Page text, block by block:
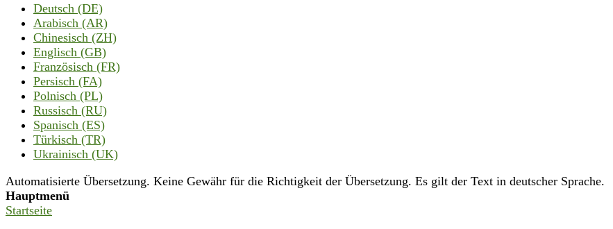
Deutsch (DE)
Arabisch (AR)
Chinesisch (ZH)
Englisch (GB)
Französisch (FR)
Persisch (FA)
Polnisch (PL)
Russisch (RU)
Spanisch (ES)
Türkisch (TR)
Ukrainisch (UK)
Automatisierte Übersetzung. Keine Gewähr für die Richtigkeit der Übersetzung. Es gilt der Text in deutscher Sprache.
Hauptmenü
Startseite